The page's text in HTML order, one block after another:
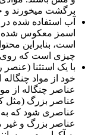
برگشت می­خورند و
آب استفاده شده
اسمز معکوس شده
است، بنابراین
چیزی است که روی
با یک استثنا
خود از مواد چنگاله
عناصر چنگاله از
عناصر بزرگ (مثل
عناصری شود که به
عناصر بزرگ و غیر